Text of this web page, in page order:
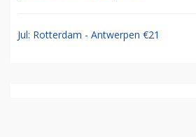
Jul: Rotterdam - Antwerpen €21